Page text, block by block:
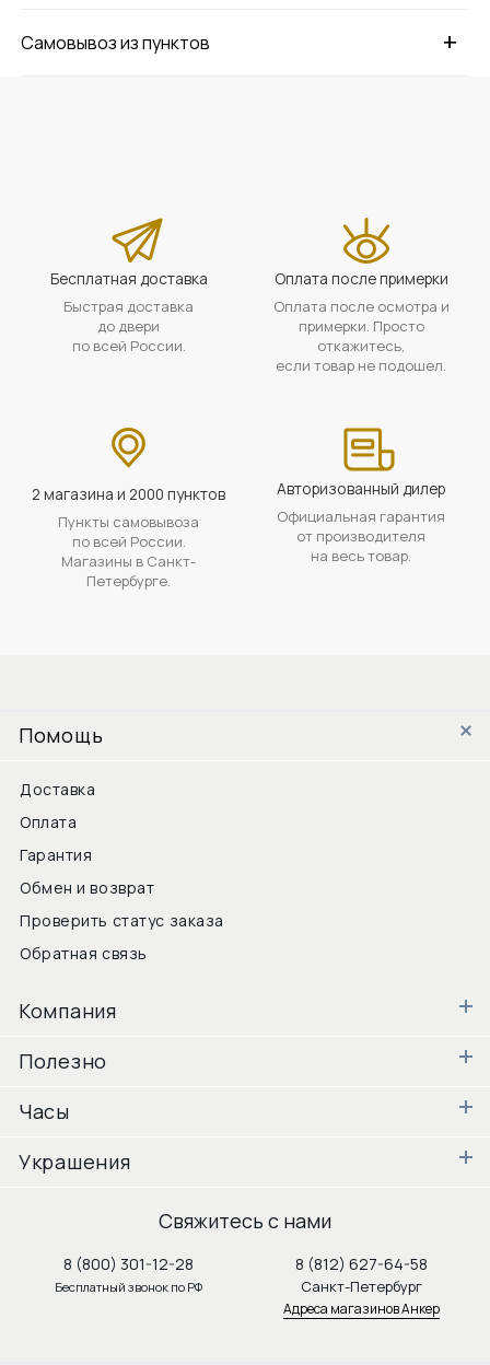
+
Самовывоз из пунктов
Бесплатная доставка
Быстрая доставка
до двери
по всей России.
Оплата после примерки
Оплата после осмотра и
примерки. Просто
откажитесь,
если товар не подошел.
2 магазина и 2000 пунктов
Пункты самовывоза
по всей России.
Магазины в Санкт-
Петербурге.
Авторизованный дилер
Официальная гарантия
от производителя
на весь товар.
Помощь
Доставка
Оплата
Гарантия
Обмен и возврат
Проверить статус заказа
Обратная связь
Компания
Полезно
Часы
Украшения
Свяжитесь с нами
8 (800) 301-12-28
Бесплатный звонок по РФ
8 (812) 627-64-58
Санкт-Петербург
Адреса магазинов Анкер